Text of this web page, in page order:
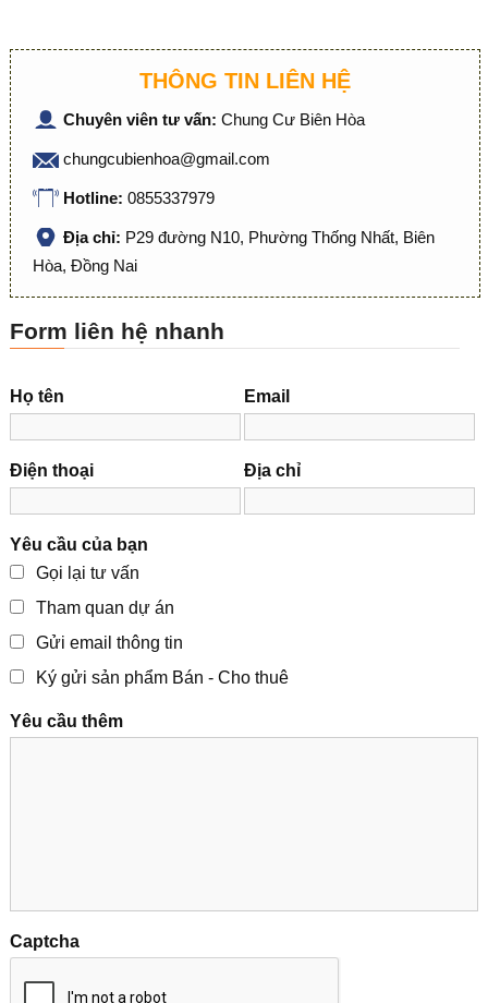
THÔNG TIN LIÊN HỆ
Chuyên viên tư vấn: Chung Cư Biên Hòa
chungcubienhoa@gmail.com
Hotline: 0855337979
Địa chỉ: P29 đường N10, Phường Thống Nhất, Biên
Hòa, Đồng Nai
Form liên hệ nhanh
Họ tên Email
Điện thoại Địa chỉ
Yêu cầu của bạn
Gọi lại tư vấn
Tham quan dự án
Gửi email thông tin
Ký gửi sản phẩm Bán - Cho thuê
Yêu cầu thêm
Captcha